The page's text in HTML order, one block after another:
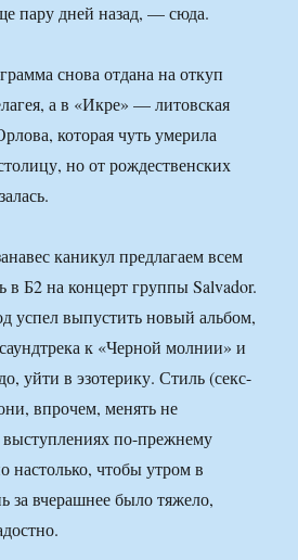
пару дней назад, — сюда.
снова отдана на откуп
а в «Икре» — литовская
которая чуть умерила
но от рождественских
каникул предлагаем всем
в Б2 на концерт группы Salvador.
успел выпустить новый альбом,
к «Черной молнии» и
уйти в эзотерику. Стиль (секс-
впрочем, менять не
по-прежнему
настолько, чтобы утром в
за вчерашнее было тяжело,